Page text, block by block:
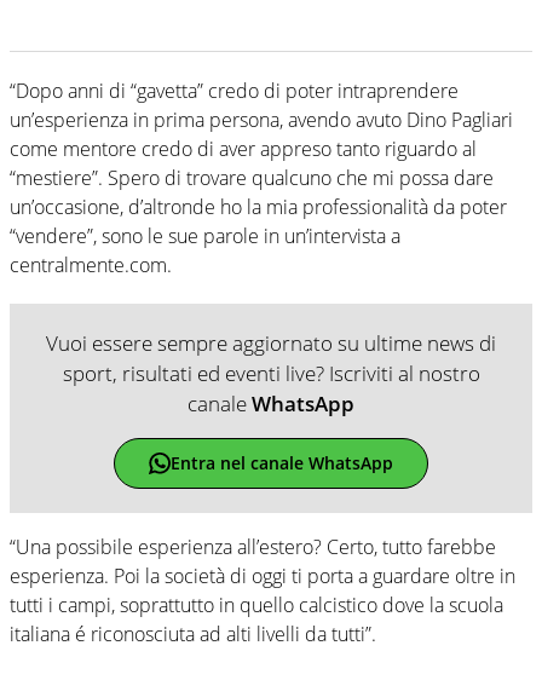
“Dopo anni di “gavetta” credo di poter intraprendere
un’esperienza in prima persona, avendo avuto Dino Pagliari
come mentore credo di aver appreso tanto riguardo al
“mestiere”. Spero di trovare qualcuno che mi possa dare
un’occasione, d’altronde ho la mia professionalità da poter
“vendere”, sono le sue parole in un’intervista a
centralmente.com.
Vuoi essere sempre aggiornato su ultime news di
sport, risultati ed eventi live? Iscriviti al nostro
canaleWhatsApp
Entra nel canale WhatsApp
“Una possibile esperienza all’estero? Certo, tutto farebbe
esperienza. Poi la società di oggi ti porta a guardare oltre in
tutti i campi, soprattutto in quello calcistico dove la scuola
italiana é riconosciuta ad alti livelli da tutti”.